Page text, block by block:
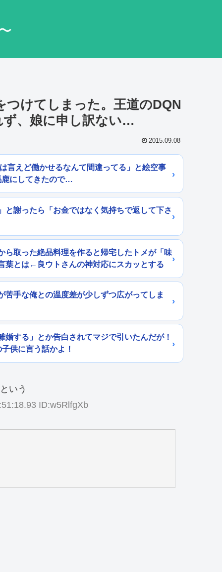
つけてしまった。王道のDQN
ず、娘に申し訳ない…
2015.09.08
言えど働かせるなんて間違ってる」と絵空事
鹿にしてきたので…
謝ったら「お金ではなく気持ちで返して下さ
ら取った絶品料理を作ると帰宅したトメが「味
葉とは←良ウトさんの神対応にスカッとする
手な俺との温度差が少しずつ広がってしま
する」とか告白されてマジで引いたんだが！
供に言う話かよ！
ID:w5RlfgXb